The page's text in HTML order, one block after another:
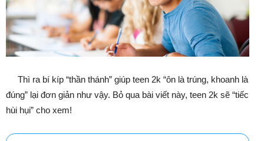
Thì ra bí kíp “thần thánh” giúp teen 2k “ôn là trúng, khoanh là
đúng” lại đơn giản như vậy. Bỏ qua bài viết này, teen 2k sẽ “tiếc
hùi hụi” cho xem!